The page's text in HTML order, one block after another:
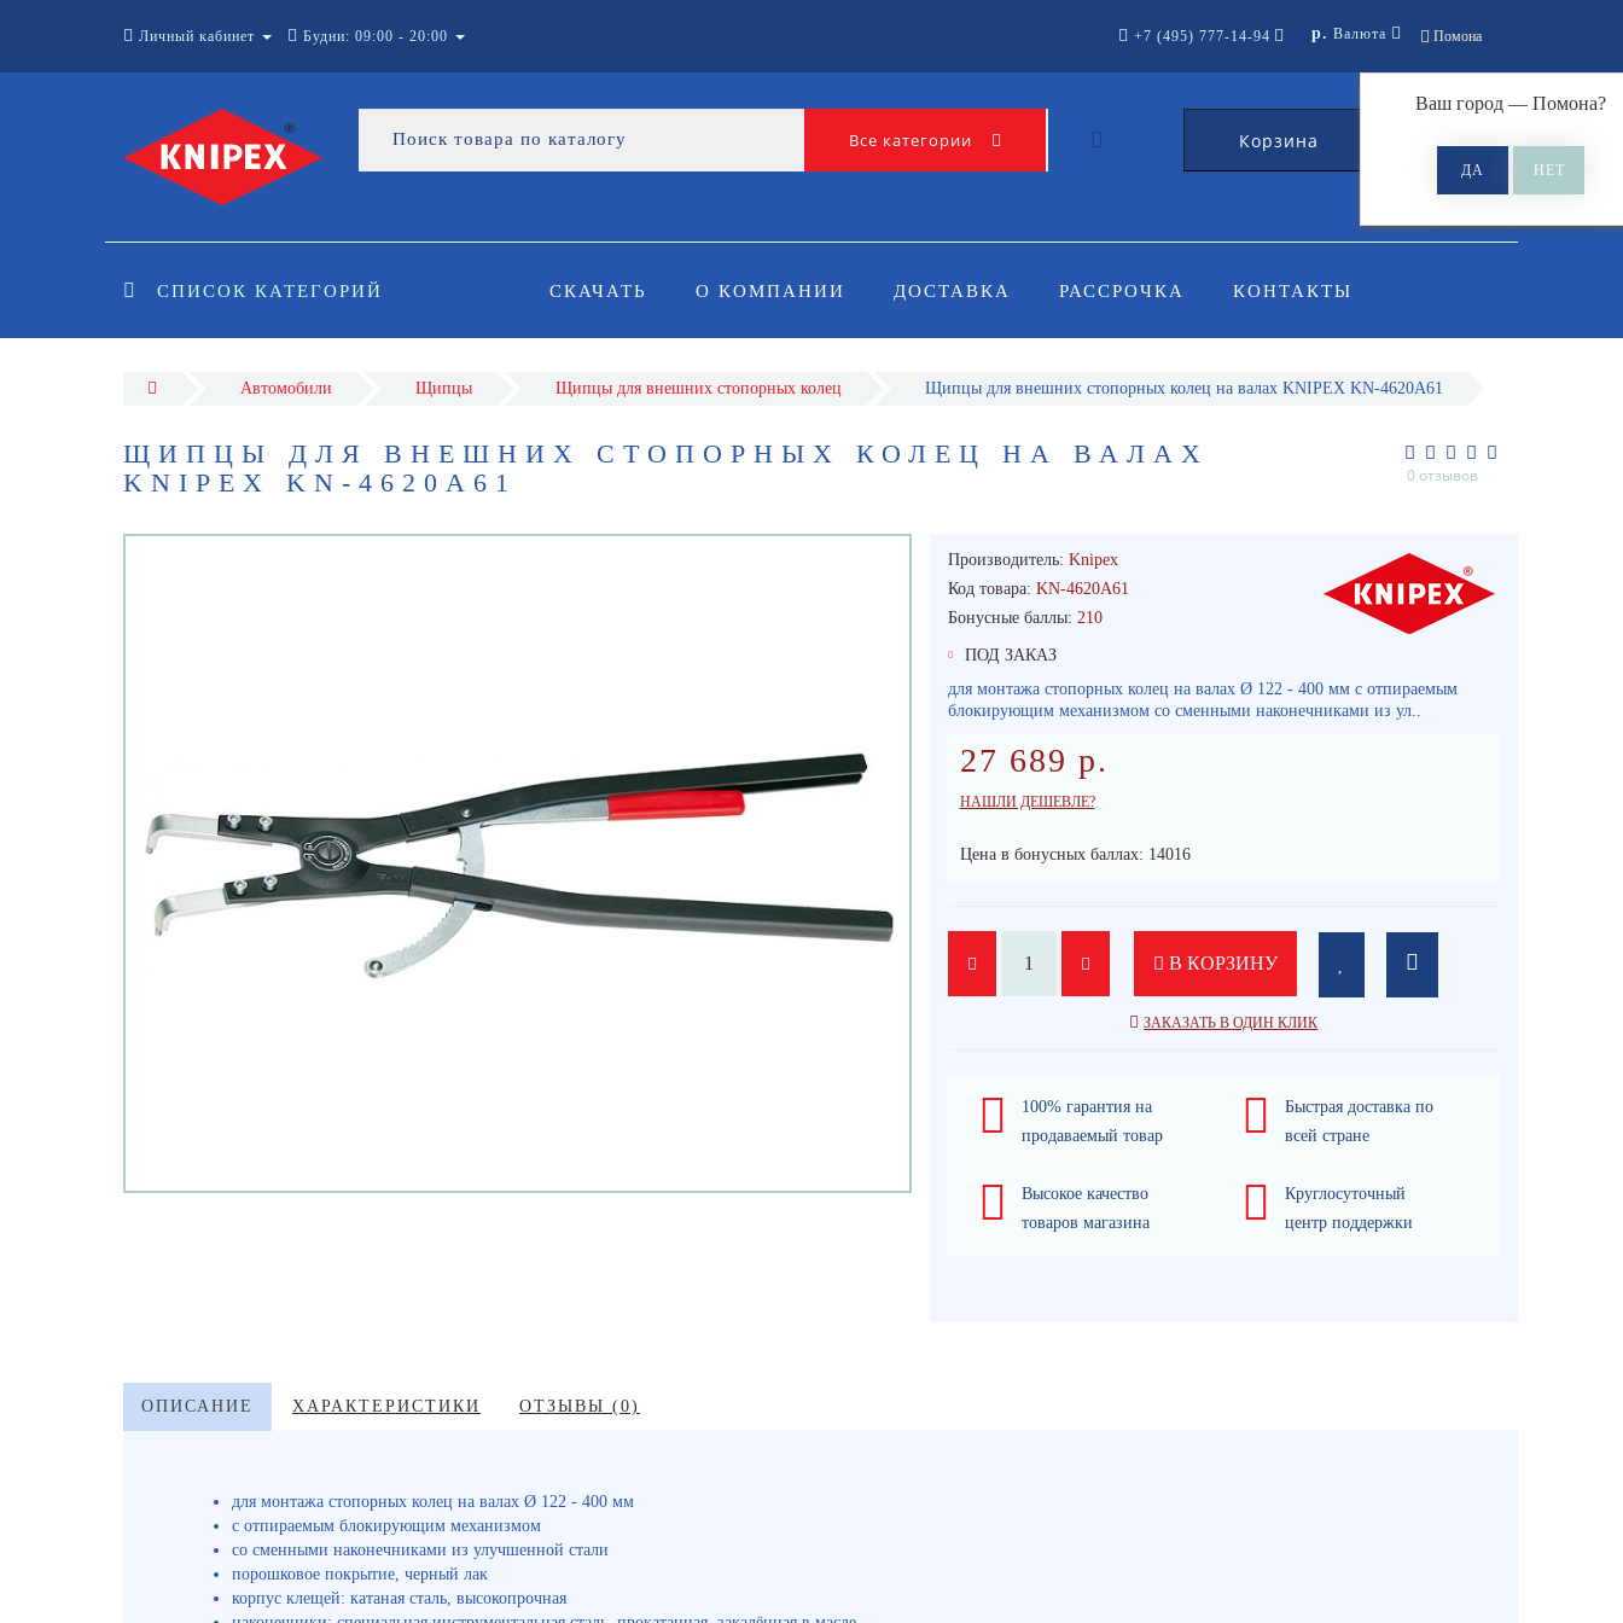
Личный кабинет Будни: 09:00 - 20:00 Помона
Ваш город — Помона?
+7 (495) 777-14-94 р. Валюта
Все категории Корзина 0
СПИСОК КАТЕГОРИЙ СКАЧАТЬ О КОМПАНИИ ДОСТАВКА РАССРОЧКА КОНТАКТЫ
Автомобили Щипцы Щипцы для внешних стопорных колец Щипцы для внешних стопорных колец на валах KNIPEX KN-4620A61
ЩИПЦЫ ДЛЯ ВНЕШНИХ СТОПОРНЫХ КОЛЕЦ НА ВАЛАХ
KNIPEX KN-4620A61
0 отзывов
Производитель: Knipex
Код товара: KN-4620A61
Бонусные баллы: 210
ПОД ЗАКАЗ
для монтажа стопорных колец на валах Ø 122 - 400 мм с отпираемым
блокирующим механизмом со сменными наконечниками из ул..
27 689 р.
НАШЛИ ДЕШЕВЛЕ?
Цена в бонусных баллах: 14016
В КОРЗИНУ
ЗАКАЗАТЬ В ОДИН КЛИК
100% гарантия на
продаваемый товар
Быстрая доставка по
всей стране
Высокое качество
товаров магазина
Круглосуточный
центр поддержки
ОПИСАНИЕ ХАРАКТЕРИСТИКИ ОТЗЫВЫ (0)
для монтажа стопорных колец на валах Ø 122 - 400 мм
с отпираемым блокирующим механизмом
со сменными наконечниками из улучшенной стали
порошковое покрытие, черный лак
корпус клещей: катаная сталь, высокопрочная